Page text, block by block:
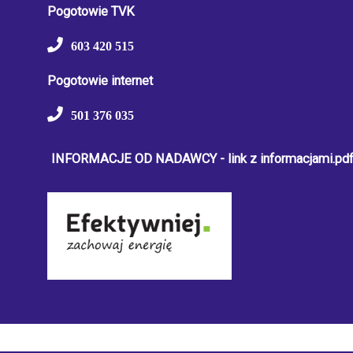
Pogotowie TVK
603 420 515
Pogotowie internet
501 376 035
INFORMACJE OD NADAWCY - link z informacjami.pdf